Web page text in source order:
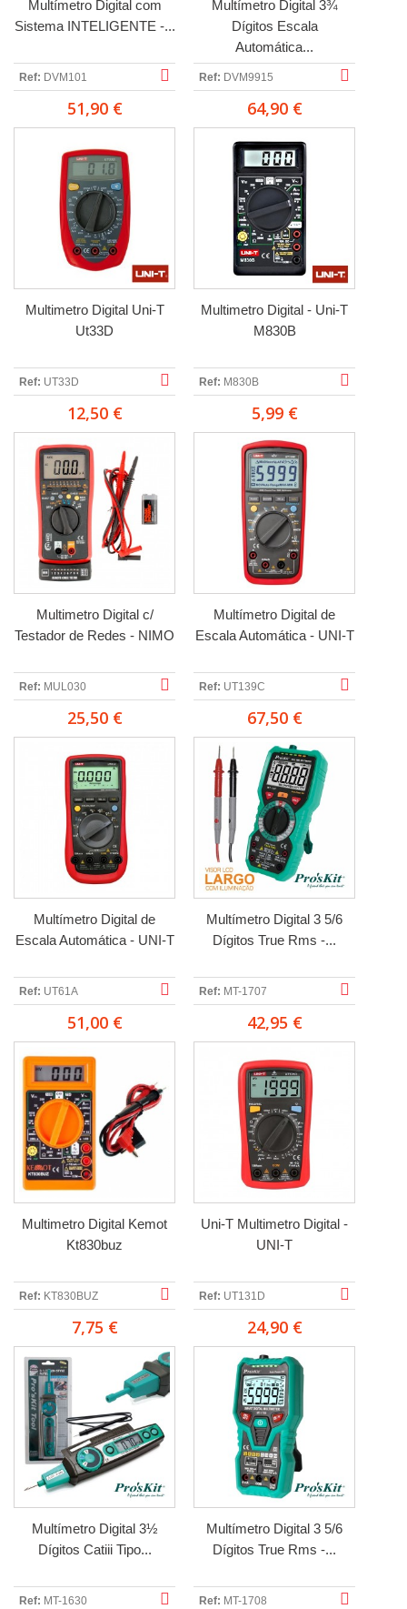
Multímetro Digital com
Sistema INTELIGENTE -...
Ref: DVM101
51,90 €
Multímetro Digital 3¾
Dígitos Escala
Automática...
Ref: DVM9915
64,90 €
Multimetro Digital Uni-T
Ut33D
Ref: UT33D
12,50 €
Multimetro Digital - Uni-T
M830B
Ref: M830B
5,99 €
Multimetro Digital c/
Testador de Redes - NIMO
Ref: MUL030
25,50 €
Multímetro Digital de
Escala Automática - UNI-T
Ref: UT139C
67,50 €
Multímetro Digital de
Escala Automática - UNI-T
Ref: UT61A
51,00 €
Multímetro Digital 3 5/6
Dígitos True Rms -...
Ref: MT-1707
42,95 €
Multimetro Digital Kemot
Kt830buz
Ref: KT830BUZ
7,75 €
Uni-T Multimetro Digital -
UNI-T
Ref: UT131D
24,90 €
Multímetro Digital 3½
Dígitos Catiii Tipo...
Ref: MT-1630
Multímetro Digital 3 5/6
Dígitos True Rms -...
Ref: MT-1708